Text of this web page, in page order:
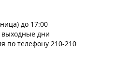
до 17:00
выходные дни
по телефону 210-210